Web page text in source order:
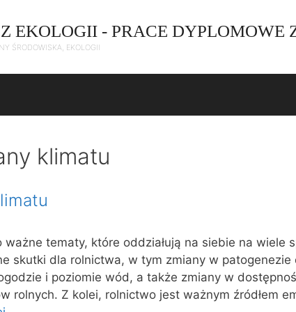
EKOLOGII - PRACE DYPLOMOWE
ŚRODOWISKA, EKOLOGII
klimatu
tematy, które oddziałują na siebie na wiele
skutki dla rolnictwa, w tym zmiany w patogenezie
i poziomie wód, a także zmiany w
rolnych. Z kolei, rolnictwo jest ważnym źródłem